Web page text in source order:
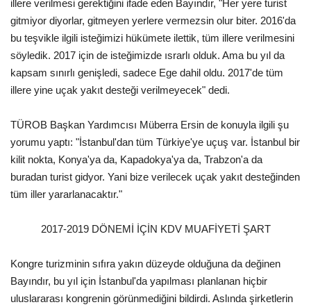
illere verilmesi gerektiğini ifade eden Bayındır, "Her yere turist
gitmiyor diyorlar, gitmeyen yerlere vermezsin olur biter. 2016'da
bu teşvikle ilgili isteğimizi hükümete ilettik, tüm illere verilmesini
söyledik. 2017 için de isteğimizde ısrarlı olduk. Ama bu yıl da
kapsam sınırlı genişledi, sadece Ege dahil oldu. 2017'de tüm
illere yine uçak yakıt desteği verilmeyecek" dedi.
TÜROB Başkan Yardımcısı Müberra Ersin de konuyla ilgili şu
yorumu yaptı: "İstanbul'dan tüm Türkiye'ye uçuş var. İstanbul bir
kilit nokta, Konya'ya da, Kapadokya'ya da, Trabzon'a da
buradan turist gidyor. Yani bize verilecek uçak yakıt desteğinden
tüm iller yararlanacaktır."
2017-2019 DÖNEMİ İÇİN KDV MUAFİYETİ ŞART
Kongre turizminin sıfıra yakın düzeyde olduğuna da değinen
Bayındır, bu yıl için İstanbul'da yapılması planlanan hiçbir
uluslararası kongrenin görünmediğini bildirdi. Aslında şirketlerin